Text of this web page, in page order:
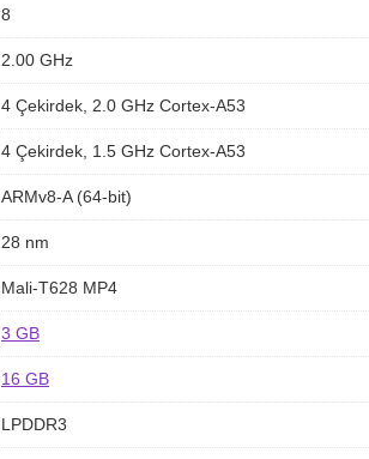
8
2.00 GHz
4 Çekirdek, 2.0 GHz Cortex-A53
4 Çekirdek, 1.5 GHz Cortex-A53
ARMv8-A (64-bit)
28 nm
Mali-T628 MP4
3 GB
16 GB
LPDDR3